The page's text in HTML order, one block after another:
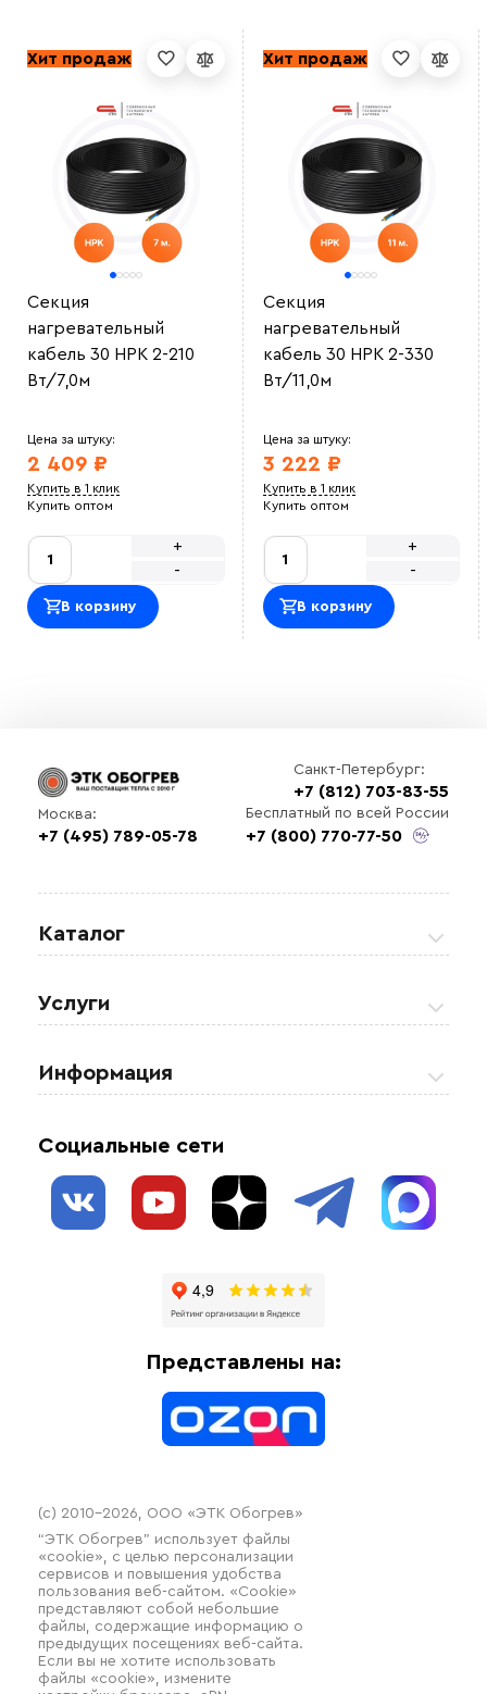
Хит продаж
Секция
нагревательный
кабель 30 НРК 2-210
Вт/7,0м
Цена за штуку:
2 409 ₽
Купить в 1 клик
Купить оптом
-
+
В корзину
Хит продаж
Секция
нагревательный
кабель 30 НРК 2-330
Вт/11,0м
Цена за штуку:
3 222 ₽
Купить в 1 клик
Купить оптом
-
+
В корзину
Санкт-Петербург:
+7 (812) 703-83-55
Москва:
+7 (495) 789-05-78
Бесплатный по всей России
+7 (800) 770-77-50
Каталог
Регулирующая аппаратура
Взрывозащищенное оборудование
Системы защиты от протечки
Отопительное оборудование
Услуги
Обогрев резервуаров
Обогрев трубопроводов
Информация
Блог
Социальные сети
Представлены на:
(c) 2010–2026, ООО «ЭТК Обогрев»
“ЭТК Обогрев” использует файлы
«cookie», с целью персонализации
сервисов и повышения удобства
пользования веб-сайтом. «Cookie»
представляют собой небольшие
файлы, содержащие информацию о
предыдущих посещениях веб-сайта.
Если вы не хотите использовать
файлы «cookie», измените